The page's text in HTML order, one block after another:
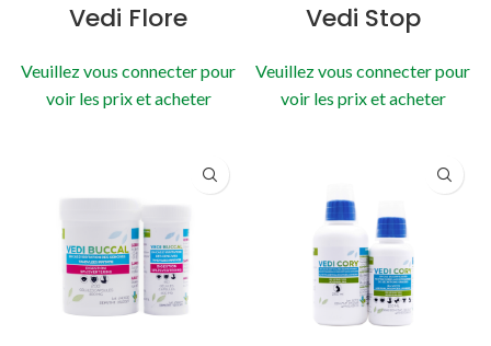
Vedi Flore
Veuillez vous connecter pour
voir les prix et acheter
Vedi Stop
Veuillez vous connecter pour
voir les prix et acheter